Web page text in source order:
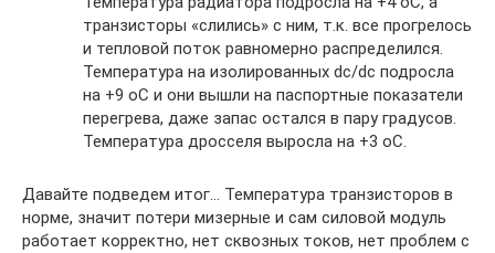
транзисторы «слились» с ним, т.к. все прогрелось
и тепловой поток равномерно распределился.
Температура на изолированных dc/dc подросла
на +9 oС и они вышли на паспортные показатели
перегрева, даже запас остался в пару градусов.
Температура дросселя выросла на +3 oС.
Давайте подведем итог… Температура транзисторов в
норме, значит потери мизерные и сам силовой модуль
работает корректно, нет сквозных токов, нет проблем с